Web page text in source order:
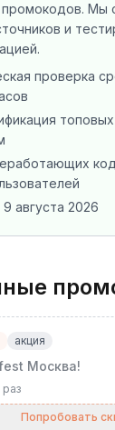
промокодов. Мы
и
проверка
9 августа 2026
акция
Москва!
раз
Попробовать